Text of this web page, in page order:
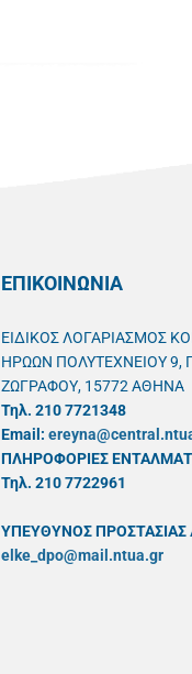
ΕΠΙΚΟΙΝΩΝΙΑ
ΕΙΔΙΚΟΣ ΛΟΓΑΡΙΑΣΜΟΣ
ΗΡΩΩΝ ΠΟΛΥΤΕΧΝΕΙΟΥ 9,
ΖΩΓΡΑΦΟΥ, 15772 ΑΘΗΝΑ
Τηλ. 210 7721348
Email:
ΠΛΗΡΟΦΟΡΙΕΣ
Τηλ. 210 7722961
ΥΠΕΥΘYΝΟΣ
elke_dpo@mail.ntua.gr